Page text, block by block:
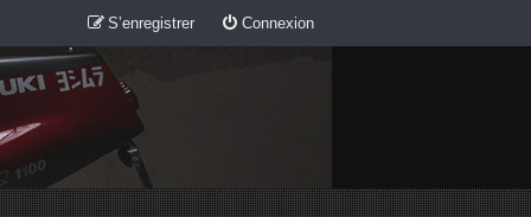
Connexion
S’enregistrer